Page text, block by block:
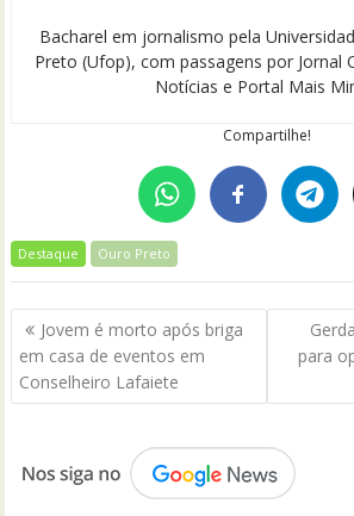
Bacharel em jornalismo pela
Preto (Ufop), com passagens por Jornal
Notícias e Portal Mais
Compartilhe!
Destaque Ouro Preto
Navegação
de
Post
Jovem é morto após briga
em casa de eventos em
Conselheiro Lafaiete
para